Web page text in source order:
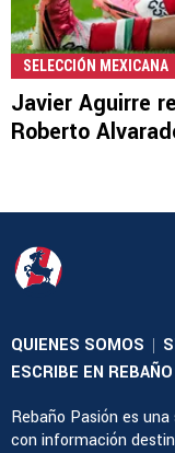
SELECCIÓN MEXICANA
Javier Aguirre
Roberto
QUIENES SOMOS |
ESCRIBE EN
Rebaño Pasión es
con información